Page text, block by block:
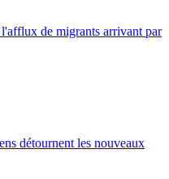
l'afflux de migrants arrivant par
détournent les nouveaux